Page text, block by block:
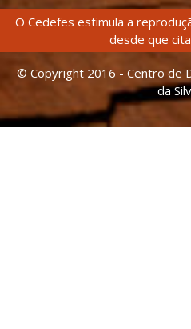
O Cedefes estimula a
desde que
© Copyright 2016 - Centro de
da